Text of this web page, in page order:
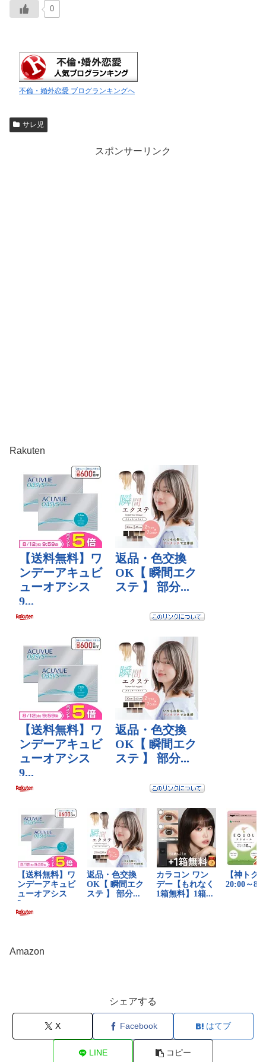
0
不倫・婚外恋愛 ブログランキングへ
サレ児
スポンサーリンク
Rakuten
Amazon
シェアする
X Facebook はてブ
LINE コピー